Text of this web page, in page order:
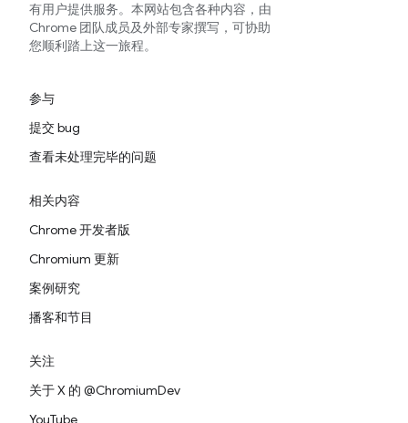
有用户提供服务。本网站包含各种内容，由
Chrome 团队成员及外部专家撰写，可协助
您顺利踏上这一旅程。
参与
提交 bug
查看未处理完毕的问题
相关内容
Chrome 开发者版
Chromium 更新
案例研究
播客和节目
关注
关于 X 的 @ChromiumDev
YouTube